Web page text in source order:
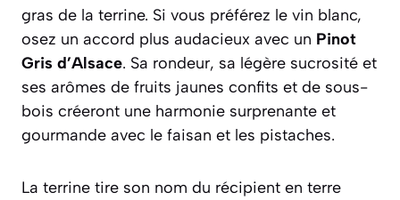
gras de la terrine. Si vous préférez le vin blanc,
osez un accord plus audacieux avec un Pinot
Gris d’Alsace. Sa rondeur, sa légère sucrosité et
ses arômes de fruits jaunes confits et de sous-
bois créeront une harmonie surprenante et
gourmande avec le faisan et les pistaches.
La terrine tire son nom du récipient en terre